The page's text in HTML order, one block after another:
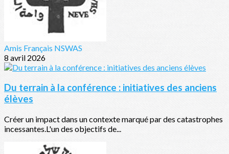
Amis Français NSWAS
8 avril 2026
Du terrain à la conférence : initiatives des anciens
élèves
Créer un impact dans un contexte marqué par des catastrophes
incessantes.L'un des objectifs de...